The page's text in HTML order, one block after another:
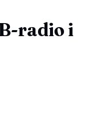
radio i